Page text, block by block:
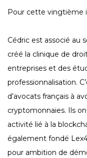
Pour cette vingtième
Cédric est associé au
créé la clinique de
entreprises et des
professionnalisation.
d’avocats français à
cryptomonnaies. Ils
activité lié à la
également fondé
pour ambition de